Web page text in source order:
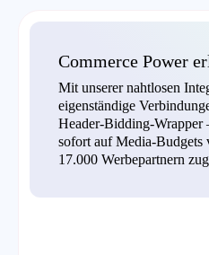
Commerce Power
Mit unserer nahtlosen
eigenständige
Header-Bidding-Wrapper
sofort auf Media-Budgets
17.000 Werbepartnern